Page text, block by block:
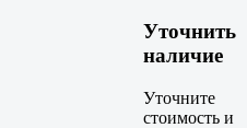
Уточнить
наличие
Уточните
стоимость и